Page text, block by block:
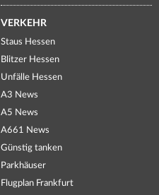
VERKEHR
Staus Hessen
Blitzer Hessen
Unfälle Hessen
A3 News
A5 News
A661 News
Günstig tanken
Parkhäuser
Flugplan Frankfurt